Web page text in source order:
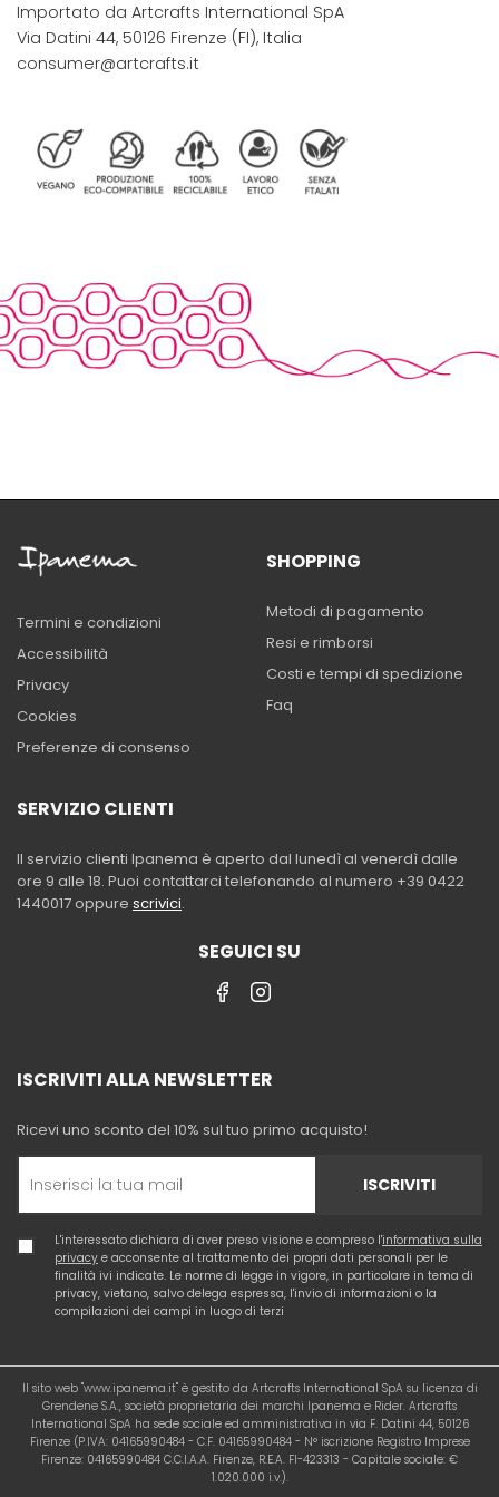
Importato da Artcrafts International SpA
Via Datini 44, 50126 Firenze (FI), Italia
consumer@artcrafts.it
Termini e condizioni
Accessibilità
Privacy
Cookies
Preferenze di consenso
SHOPPING
Metodi di pagamento
Resi e rimborsi
Costi e tempi di spedizione
Faq
SERVIZIO CLIENTI
Il servizio clienti Ipanema è aperto dal lunedì al venerdì dalle
ore 9 alle 18. Puoi contattarci telefonando al numero +39 0422
1440017 oppure scrivici.
SEGUICI SU
ISCRIVITI ALLA NEWSLETTER
Ricevi uno sconto del 10% sul tuo primo acquisto!
ISCRIVITI
L'interessato dichiara di aver preso visione e compreso l'informativa sulla
privacy e acconsente al trattamento dei propri dati personali per le
finalità ivi indicate. Le norme di legge in vigore, in particolare in tema di
privacy, vietano, salvo delega espressa, l'invio di informazioni o la
compilazioni dei campi in luogo di terzi
Il sito web "www.ipanema.it" è gestito da Artcrafts International SpA su licenza di
Grendene S.A., società proprietaria dei marchi Ipanema e Rider. Artcrafts
International SpA ha sede sociale ed amministrativa in via F. Datini 44, 50126
Firenze (P.IVA: 04165990484 - C.F. 04165990484 - N° iscrizione Registro Imprese
Firenze: 04165990484 C.C.I.A.A. Firenze, R.E.A. FI-423313 - Capitale sociale: €
1.020.000 i.v.).